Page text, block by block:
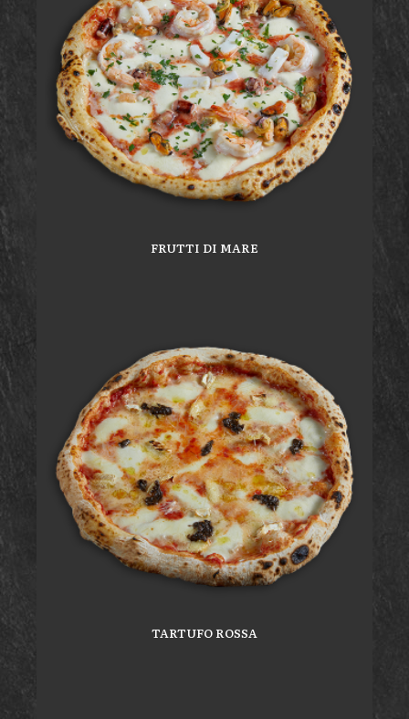
FRUTTI DI MARE
TARTUFO ROSSA